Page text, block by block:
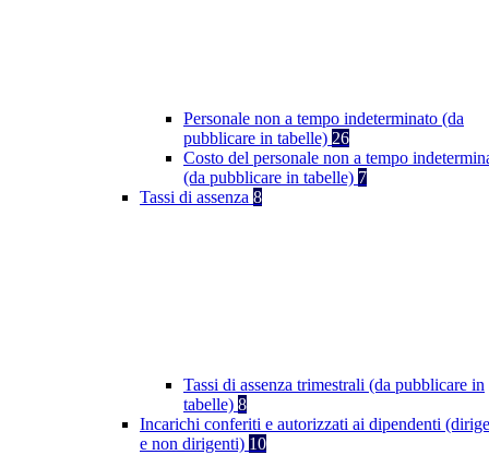
Personale non a tempo indeterminato (da
pubblicare in tabelle) 26
Costo del personale non a tempo
(da pubblicare in tabelle) 7
Tassi di assenza 8
Tassi di assenza trimestrali (da pubblicare in
tabelle) 8
Incarichi conferiti e autorizzati ai dipendenti
e non dirigenti) 10